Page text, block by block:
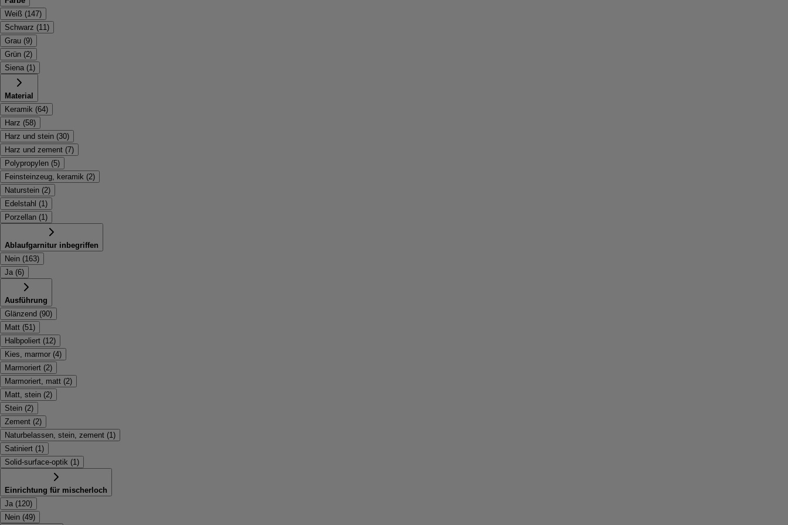
Weiß (147)
Schwarz (11 )
Grau (9)
Grün (2)
Siena (1 )
Material
Keramik (64)
Harz (58)
Harz und stein (30)
Harz und zement (7)
Polypropylen (5)
Feinsteinzeug, keramik (2)
Naturstein (2)
Edelstahl (1 )
Porzellan (1 )
Ablaufgarnitur inbegriffen
Nein (163)
Ja (6)
Ausführung
Glänzend (90)
Matt (51 )
Halbpoliert (12)
Kies, marmor (4)
Marmoriert (2)
Marmoriert, matt (2)
Matt, stein (2)
Stein (2)
Zement (2)
Naturbelassen, stein, zement (1 )
Satiniert (1 )
Solid-surface-optik (1 )
Einrichtung für mischerloch
Ja (120)
Nein (49)